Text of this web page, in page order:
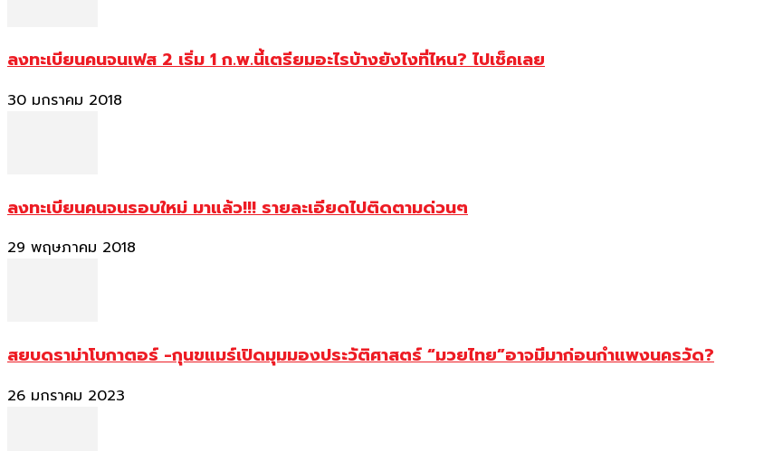
ลงทะเบียนคนจนเฟส 2 เริ่ม 1 ก.พ.นี้เตรียมอะไรบ้างยังไงที่ไหน? ไปเช็คเลย
30 มกราคม 2018
ลงทะเบียนคนจนรอบใหม่ มาแล้ว!!! รายละเอียดไปติดตามด่วนๆ
29 พฤษภาคม 2018
สยบดราม่าโบกาตอร์ -กุนขแมร์เปิดมุมมองประวัติศาสตร์ “มวยไทย”อาจมีมาก่อนกำแพงนครวัด?
26 มกราคม 2023